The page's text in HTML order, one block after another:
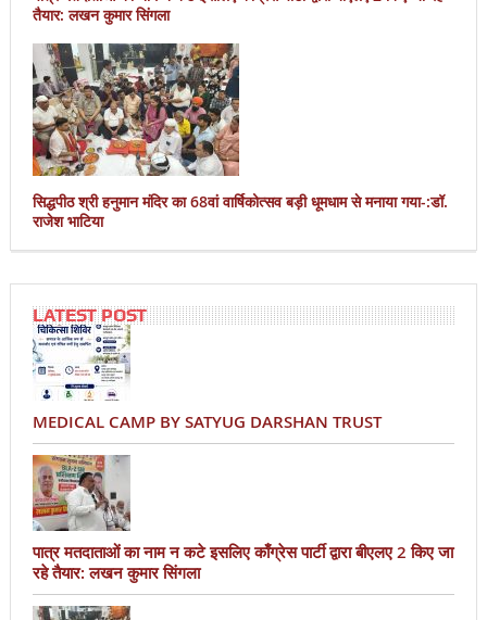
तैयार: लखन कुमार सिंगला
सिद्धपीठ श्री हनुमान मंदिर का 68वां वार्षिकोत्सव बड़ी धूमधाम से मनाया गया-:डॉ.
राजेश भाटिया
LATEST POST
MEDICAL CAMP BY SATYUG DARSHAN TRUST
पात्र मतदाताओं का नाम न कटे इसलिए काँग्रेस पार्टी द्वारा बीएलए 2 किए जा
रहे तैयार: लखन कुमार सिंगला